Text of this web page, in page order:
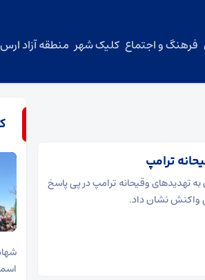
فرهنگ و اجتماع کلیک شهر منطقه آزاد ارس
ترامپ
تهدیدهای وقیحانه ترامپ در پی پاسخ
واکنش نشان داد.